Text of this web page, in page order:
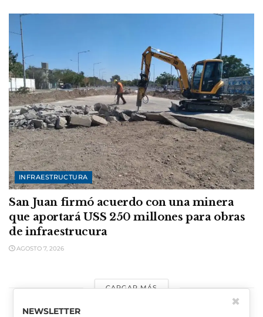
INFRAESTRUCTURA
San Juan firmó acuerdo con una minera
que aportará USS 250 millones para obras
de infraestrucura
AGOSTO 7, 2026
CARGAR MÁS
NEWSLETTER
✖